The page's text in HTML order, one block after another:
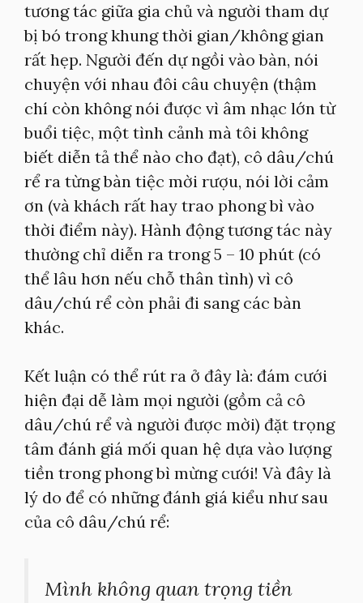
tương tác giữa gia chủ và người tham dự
bị bó trong khung thời gian/không gian
rất hẹp. Người đến dự ngồi vào bàn, nói
chuyện với nhau đôi câu chuyện (thậm
chí còn không nói được vì âm nhạc lớn từ
buổi tiệc, một tình cảnh mà tôi không
biết diễn tả thể nào cho đạt), cô dâu/chú
rể ra từng bàn tiệc mời rượu, nói lời cảm
ơn (và khách rất hay trao phong bì vào
thời điểm này). Hành động tương tác này
thường chỉ diễn ra trong 5 – 10 phút (có
thể lâu hơn nếu chỗ thân tình) vì cô
dâu/chú rể còn phải đi sang các bàn
khác.
Kết luận có thể rút ra ở đây là: đám cưới
hiện đại dễ làm mọi người (gồm cả cô
dâu/chú rể và người được mời) đặt trọng
tâm đánh giá mối quan hệ dựa vào lượng
tiền trong phong bì mừng cưới! Và đây là
lý do để có những đánh giá kiểu như sau
của cô dâu/chú rể:
Mình không quan trọng tiền